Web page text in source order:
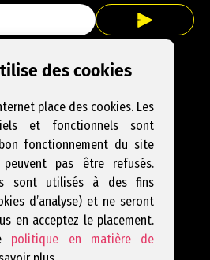
Instagram
YouTube
des cookies
place des cookies. Les
et fonctionnels sont
fonctionnement du site
pas être refusés.
sont utilisés à des fins
d’analyse) et ne seront
en acceptez le placement.
politique en matière de